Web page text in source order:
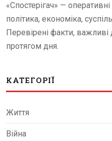
«Спостерігач» —
політика, економіка,
Перевірені факти, важливі
протягом дня.
КАТЕГОРІЇ
Життя
Війна